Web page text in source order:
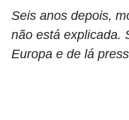
Seis anos depois,
não está explicada.
Europa e de lá